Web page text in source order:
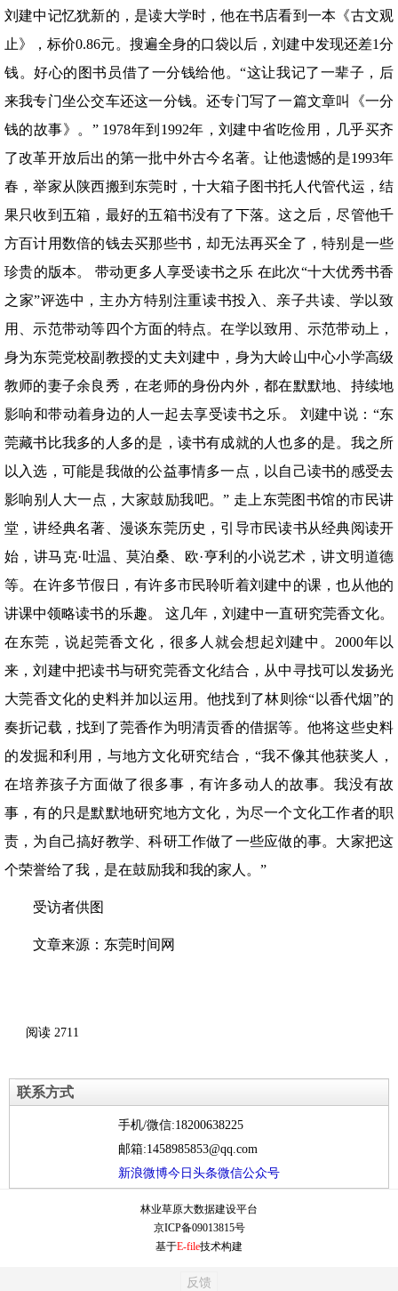
刘建中记忆犹新的，是读大学时，他在书店看到一本《古文观
止》，标价0.86元。搜遍全身的口袋以后，刘建中发现还差1分
钱。好心的图书员借了一分钱给他。“这让我记了一辈子，后
来我专门坐公交车还这一分钱。还专门写了一篇文章叫《一分
钱的故事》。” 1978年到1992年，刘建中省吃俭用，几乎买齐
了改革开放后出的第一批中外古今名著。让他遗憾的是1993年
春，举家从陕西搬到东莞时，十大箱子图书托人代管代运，结
果只收到五箱，最好的五箱书没有了下落。这之后，尽管他千
方百计用数倍的钱去买那些书，却无法再买全了，特别是一些
珍贵的版本。 带动更多人享受读书之乐 在此次“十大优秀书香
之家”评选中，主办方特别注重读书投入、亲子共读、学以致
用、示范带动等四个方面的特点。在学以致用、示范带动上，
身为东莞党校副教授的丈夫刘建中，身为大岭山中心小学高级
教师的妻子余良秀，在老师的身份内外，都在默默地、持续地
影响和带动着身边的人一起去享受读书之乐。 刘建中说：“东
莞藏书比我多的人多的是，读书有成就的人也多的是。我之所
以入选，可能是我做的公益事情多一点，以自己读书的感受去
影响别人大一点，大家鼓励我吧。” 走上东莞图书馆的市民讲
堂，讲经典名著、漫谈东莞历史，引导市民读书从经典阅读开
始，讲马克·吐温、莫泊桑、欧·亨利的小说艺术，讲文明道德
等。在许多节假日，有许多市民聆听着刘建中的课，也从他的
讲课中领略读书的乐趣。 这几年，刘建中一直研究莞香文化。
在东莞，说起莞香文化，很多人就会想起刘建中。2000年以
来，刘建中把读书与研究莞香文化结合，从中寻找可以发扬光
大莞香文化的史料并加以运用。他找到了林则徐“以香代烟”的
奏折记载，找到了莞香作为明清贡香的借据等。他将这些史料
的发掘和利用，与地方文化研究结合，“我不像其他获奖人，
在培养孩子方面做了很多事，有许多动人的故事。我没有故
事，有的只是默默地研究地方文化，为尽一个文化工作者的职
责，为自己搞好教学、科研工作做了一些应做的事。大家把这
个荣誉给了我，是在鼓励我和我的家人。”
受访者供图
文章来源：东莞时间网
阅读 2711
联系方式
手机/微信:18200638225
邮箱:1458985853@qq.com
新浪微博今日头条微信公众号
林业草原大数据建设平台
京ICP备09013815号
基于E-file技术构建
反馈